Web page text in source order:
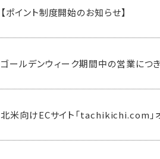
【ポイント制度開始のお知らせ】
ゴールデンウィーク期間中の営業につ
北米向けECサイト「tachikichi.com」